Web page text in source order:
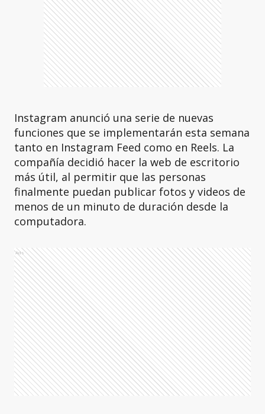
Instagram anunció una serie de nuevas
funciones que se implementarán esta semana
tanto en Instagram Feed como en Reels. La
compañía decidió hacer la web de escritorio
más útil, al permitir que las personas
finalmente puedan publicar fotos y videos de
menos de un minuto de duración desde la
computadora.
Ads